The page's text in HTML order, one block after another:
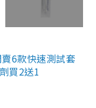
6款快速測試套
買2送1